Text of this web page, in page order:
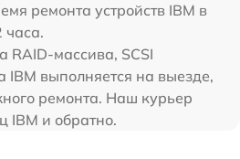
ремонта устройств IBM в
часа.
RAID-массива, SCSI
IBM выполняется на выезде,
ремонта. Наш курьер
IBM и обратно.